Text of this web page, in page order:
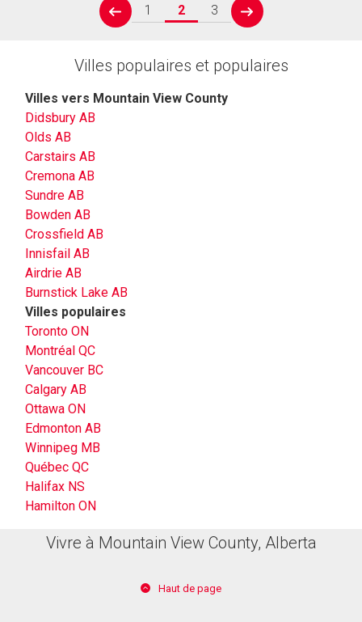
prev
1 2 3
next
Villes populaires et populaires
Villes vers Mountain View County
Didsbury AB
Olds AB
Carstairs AB
Cremona AB
Sundre AB
Bowden AB
Crossfield AB
Innisfail AB
Airdrie AB
Burnstick Lake AB
Villes populaires
Toronto ON
Montréal QC
Vancouver BC
Calgary AB
Ottawa ON
Edmonton AB
Winnipeg MB
Québec QC
Halifax NS
Hamilton ON
Vivre à Mountain View County, Alberta
Haut de page